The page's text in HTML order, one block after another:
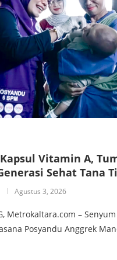
Vitamin A,
Sehat Tana
Agustus 3, 2026
Metrokaltara.com –
Posyandu Anggrek